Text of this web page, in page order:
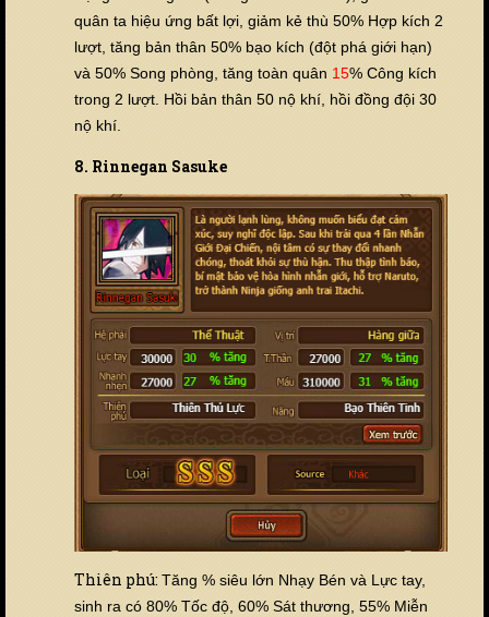
quân ta hiệu ứng bất lợi, giảm kẻ thù 50% Hợp kích 2
lượt, tăng bản thân 50% bạo kích (đột phá giới hạn)
và 50% Song phòng, tăng toàn quân 15% Công kích
trong 2 lượt. Hồi bản thân 50 nộ khí, hồi đồng đội 30
nộ khí.
8. Rinnegan Sasuke
Thiên phú: Tăng % siêu lớn Nhạy Bén và Lực tay,
sinh ra có 80% Tốc độ, 60% Sát thương, 55% Miễn